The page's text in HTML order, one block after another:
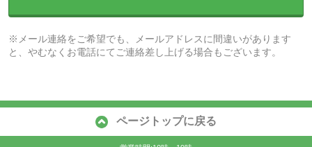
※メール連絡をご希望でも、メールアドレスに間違いがあります
と、やむなくお電話にてご連絡差し上げる場合もございます。
ページトップに戻る